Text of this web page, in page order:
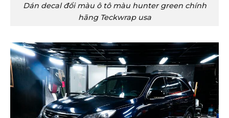
Dán decal đổi màu ô tô màu hunter green chính
hãng Teckwrap usa